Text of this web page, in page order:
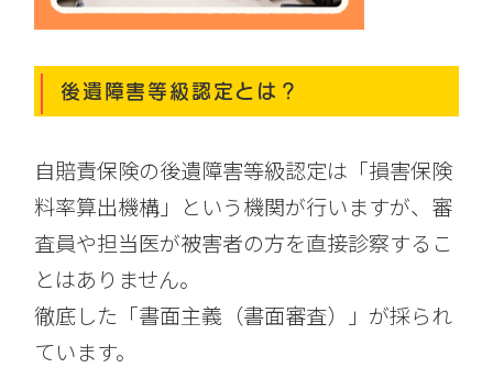
後遺障害等級認定とは？
自賠責保険の後遺障害等級認定は「損害保険
料率算出機構」という機関が行いますが、審
査員や担当医が被害者の方を直接診察するこ
とはありません。
徹底した「書面主義（書面審査）」が採られ
ています。